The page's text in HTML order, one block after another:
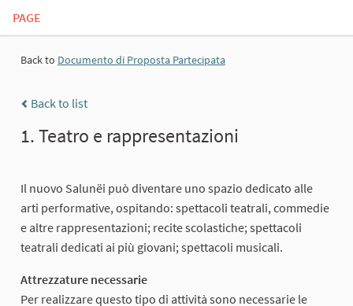
PAGE
Back to Documento di Proposta Partecipata
Back to list
1. Teatro e rappresentazioni
Il nuovo Salunëi può diventare uno spazio dedicato alle
arti performative, ospitando: spettacoli teatrali, commedie
e altre rappresentazioni; recite scolastiche; spettacoli
teatrali dedicati ai più giovani; spettacoli musicali.
Attrezzature necessarie
Per realizzare questo tipo di attività sono necessarie le